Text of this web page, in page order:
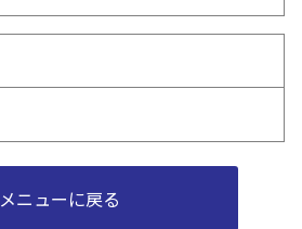
メニューに戻る